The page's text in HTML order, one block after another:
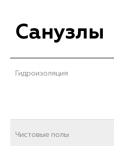
Санузлы
Гидроизоляция
Чистовые полы